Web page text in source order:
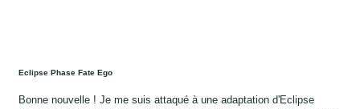
Eclipse Phase Fate Ego
Bonne nouvelle ! Je me suis attaqué à une adaptation d'Eclipse